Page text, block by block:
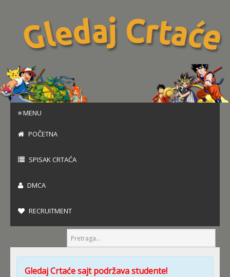
≡ MENU
POČETNA
SPISAK CRTAĆA
DMCA
RECRUITMENT
Gledaj Crtaće sajt podržava studente!